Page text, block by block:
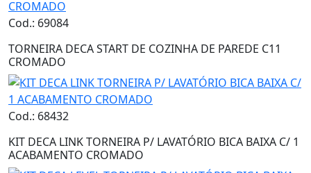
Cod.: 69084
TORNEIRA DECA START DE COZINHA DE PAREDE C11
CROMADO
Cod.: 68432
KIT DECA LINK TORNEIRA P/ LAVATÓRIO BICA BAIXA C/ 1
ACABAMENTO CROMADO